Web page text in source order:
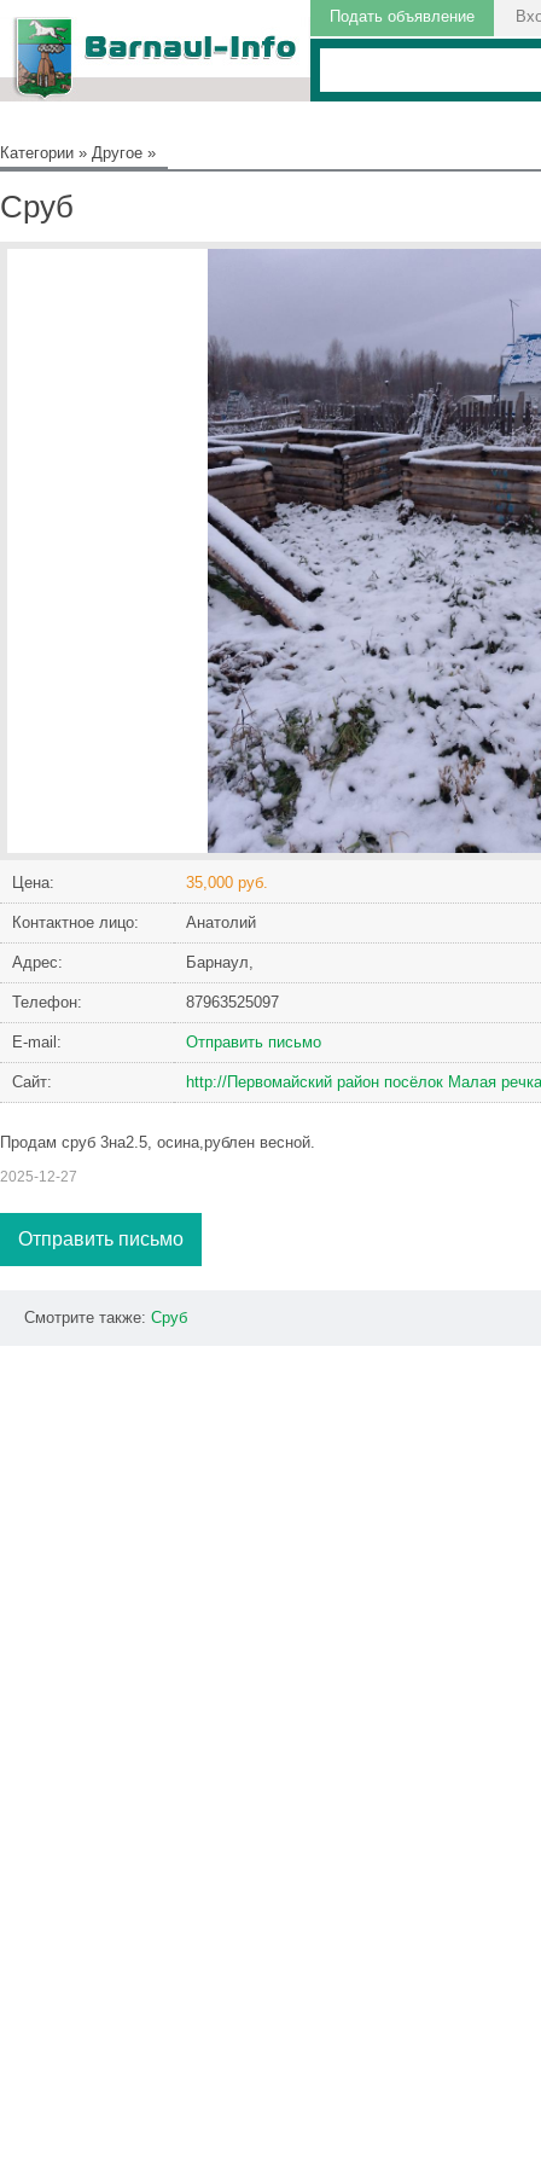
Подать объявление
Категории » Другое »
Сруб
Цена: 35,000 руб.
Контактное лицо: Анатолий
Адрес: Барнаул,
Телефон: 87963525097
Е-mail: Отправить письмо
Сайт: http://Первомайский район посёлок Малая
Продам сруб 3на2.5, осина,рублен весной.
2025-12-27
Отправить письмо
Смотрите также: Сруб